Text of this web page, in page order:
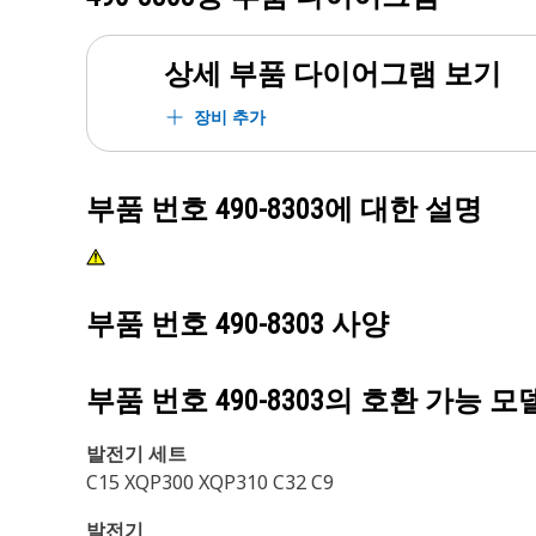
상세 부품 다이어그램 보기
장비 추가
부품 번호 490-8303에 대한 설명
부품 번호 490-8303 사양
부품 번호 490-8303의 호환 가능 모
발전기 세트
C15 XQP300 XQP310 C32 C9
발전기